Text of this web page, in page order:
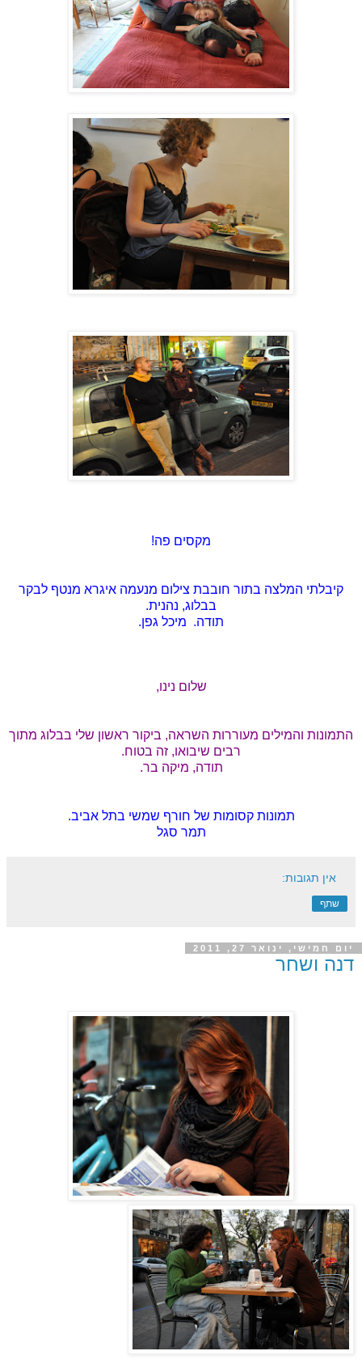
מקסים פה!
קיבלתי המלצה בתור חובבת צילום מנעמה איגרא מנטף לבקר
בבלוג, נהנית.
תודה. מיכל גפן.
שלום נינו,
התמונות והמילים מעוררות השראה, ביקור ראשון שלי בבלוג מתוך
רבים שיבואו, זה בטוח.
תודה, מיקה בר.
תמונות קסומות של חורף שמשי בתל אביב.
תמר סגל
אין תגובות:
שתף
יום חמישי, ינואר 27, 2011
דנה ושחר